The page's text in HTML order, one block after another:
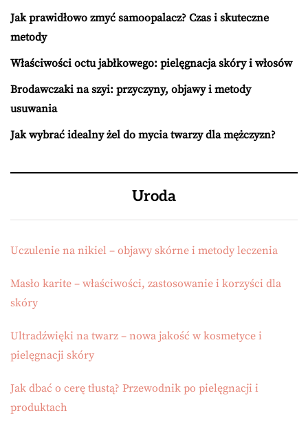
Jak prawidłowo zmyć samoopalacz? Czas i skuteczne
metody
Właściwości octu jabłkowego: pielęgnacja skóry i włosów
Brodawczaki na szyi: przyczyny, objawy i metody
usuwania
Jak wybrać idealny żel do mycia twarzy dla mężczyzn?
Uroda
Uczulenie na nikiel – objawy skórne i metody leczenia
Masło karite – właściwości, zastosowanie i korzyści dla
skóry
Ultradźwięki na twarz – nowa jakość w kosmetyce i
pielęgnacji skóry
Jak dbać o cerę tłustą? Przewodnik po pielęgnacji i
produktach